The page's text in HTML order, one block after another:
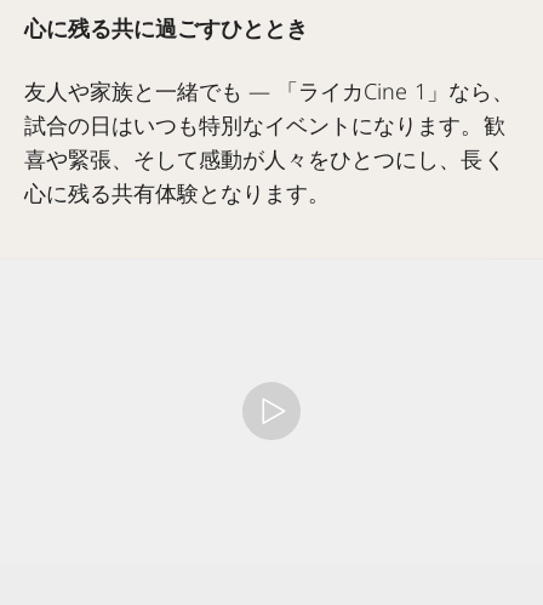
心に残る共に過ごすひととき
友人や家族と一緒でも — 「ライカCine 1」なら、
試合の日はいつも特別なイベントになります。歓
喜や緊張、そして感動が人々をひとつにし、長く
心に残る共有体験となります。